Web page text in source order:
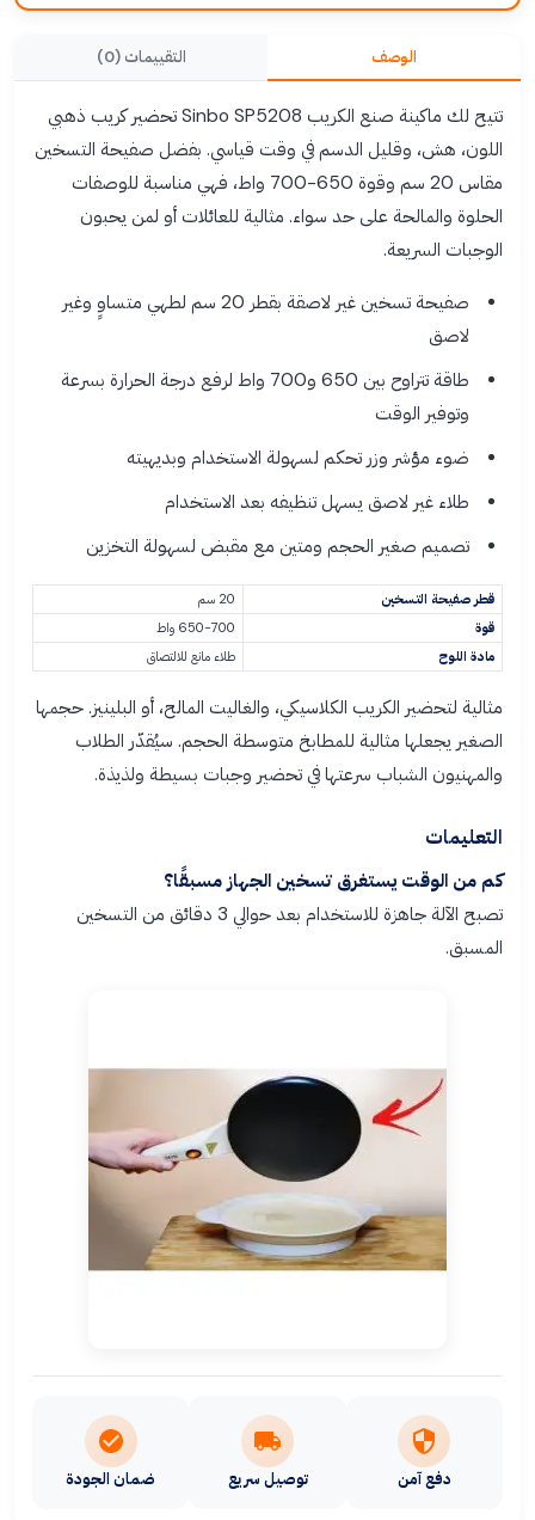
الوصف التقييمات (0)
تتيح لك ماكينة صنع الكريب Sinbo SP5208 تحضير كريب ذهبي
اللون، هش، وقليل الدسم في وقت قياسي. بفضل صفيحة التسخين
مقاس 20 سم وقوة 650-700 واط، فهي مناسبة للوصفات
الحلوة والمالحة على حد سواء. مثالية للعائلات أو لمن يحبون
الوجبات السريعة.
صفيحة تسخين غير لاصقة بقطر 20 سم لطهي متساوٍ وغير
لاصق
طاقة تتراوح بين 650 و700 واط لرفع درجة الحرارة بسرعة
وتوفير الوقت
ضوء مؤشر وزر تحكم لسهولة الاستخدام وبديهيته
طلاء غير لاصق يسهل تنظيفه بعد الاستخدام
تصميم صغير الحجم ومتين مع مقبض لسهولة التخزين
قطر صفيحة التسخين
20 سم
قوة
650-700 واط
مادة اللوح
طلاء مانع للالتصاق
مثالية لتحضير الكريب الكلاسيكي، والغاليت المالح، أو البلينيز. حجمها
الصغير يجعلها مثالية للمطابخ متوسطة الحجم. سيُقدّر الطلاب
والمهنيون الشباب سرعتها في تحضير وجبات بسيطة ولذيذة.
التعليمات
كم من الوقت يستغرق تسخين الجهاز مسبقًا؟
تصبح الآلة جاهزة للاستخدام بعد حوالي 3 دقائق من التسخين
المسبق.
دفع آمن توصيل سريع ضمان الجودة